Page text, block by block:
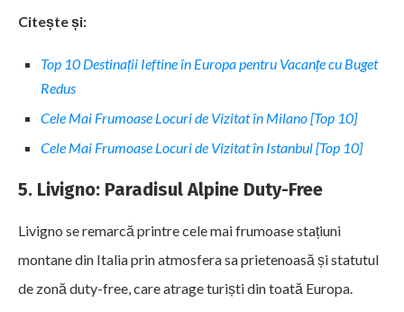
Citește și:
Top 10 Destinații Ieftine în Europa pentru Vacanțe cu Buget
Redus
Cele Mai Frumoase Locuri de Vizitat în Milano [Top 10]
Cele Mai Frumoase Locuri de Vizitat în Istanbul [Top 10]
5. Livigno: Paradisul Alpine Duty-Free
Livigno se remarcă printre cele mai frumoase stațiuni
montane din Italia prin atmosfera sa prietenoasă și statutul
de zonă duty-free, care atrage turiști din toată Europa.